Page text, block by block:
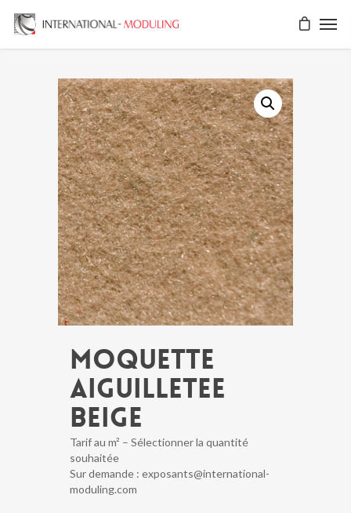
MOQUETTE
AIGUILLETEE
BEIGE
Tarif au m² – Sélectionner la quantité
souhaitée
Sur demande : exposants@international-
moduling.com